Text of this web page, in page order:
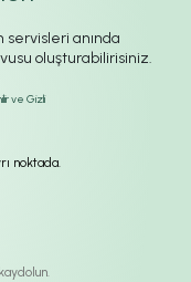
servisleri anında
oluşturabilirisiniz.
ve Gizli
noktada.